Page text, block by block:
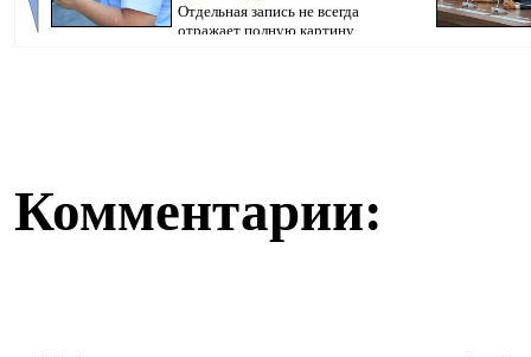
Отдельная запись не всегда
отражает полную картину
Комментарии: